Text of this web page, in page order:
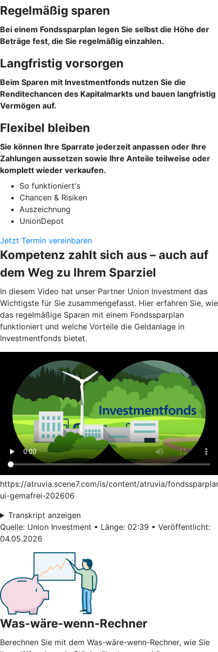
Regelmäßig sparen
Bei einem Fondssparplan legen Sie selbst die Höhe der
Beträge fest, die Sie regelmäßig einzahlen.
Langfristig vorsorgen
Beim Sparen mit Investmentfonds nutzen Sie die
Renditechancen des Kapitalmarkts und bauen langfristig
Vermögen auf.
Flexibel bleiben
Sie können Ihre Sparrate jederzeit anpassen oder Ihre
Zahlungen aussetzen sowie Ihre Anteile teilweise oder
komplett wieder verkaufen.
So funktioniert's
Chancen & Risiken
Auszeichnung
UnionDepot
Jetzt Termin vereinbaren
Kompetenz zahlt sich aus – auch auf
dem Weg zu Ihrem Sparziel
In diesem Video hat unser Partner Union Investment das
Wichtigste für Sie zusammengefasst. Hier erfahren Sie, wie
das regelmäßige Sparen mit einem Fondssparplan
funktioniert und welche Vorteile die Geldanlage in
Investmentfonds bietet.
https://atruvia.scene7.com/is/content/atruvia/
ui-gemafrei-202606
Transkript anzeigen
Quelle: Union Investment • Länge: 02:39 • Veröffentlicht:
04.05.2026
Was-wäre-wenn-Rechner
Berechnen Sie mit dem Was-wäre-wenn-Rechner, wie Sie